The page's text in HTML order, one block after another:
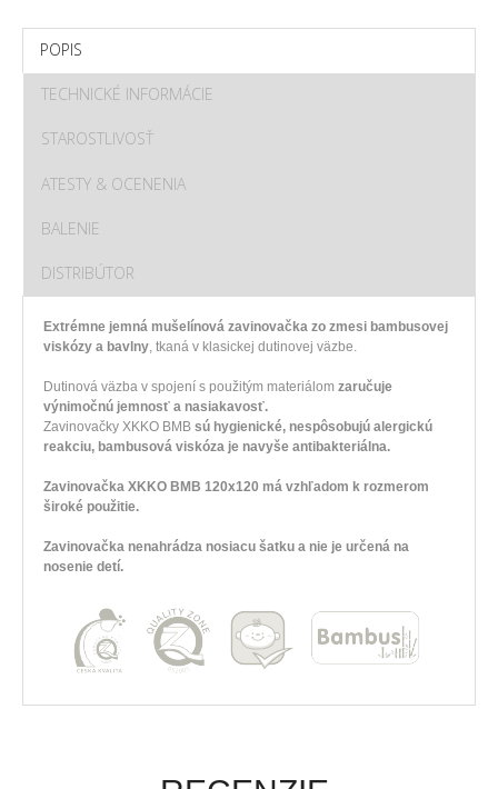
POPIS
TECHNICKÉ INFORMÁCIE
STAROSTLIVOSŤ
ATESTY & OCENENIA
BALENIE
DISTRIBÚTOR
Extrémne jemná mušelínová zavinovačka zo zmesi bambusovej
viskózy a bavlny, tkaná v klasickej dutinovej väzbe.
Dutinová väzba v spojení s použitým materiálom zaručuje
výnimočnú jemnosť a nasiakavosť.
Zavinovačky XKKO BMB sú hygienické, nespôsobujú alergickú
reakciu, bambusová viskóza je navyše antibakteriálna.
Zavinovačka XKKO BMB 120x120 má vzhľadom k rozmerom
široké použitie.
Zavinovačka nenahrádza nosiacu šatku a nie je určená na
nosenie detí.